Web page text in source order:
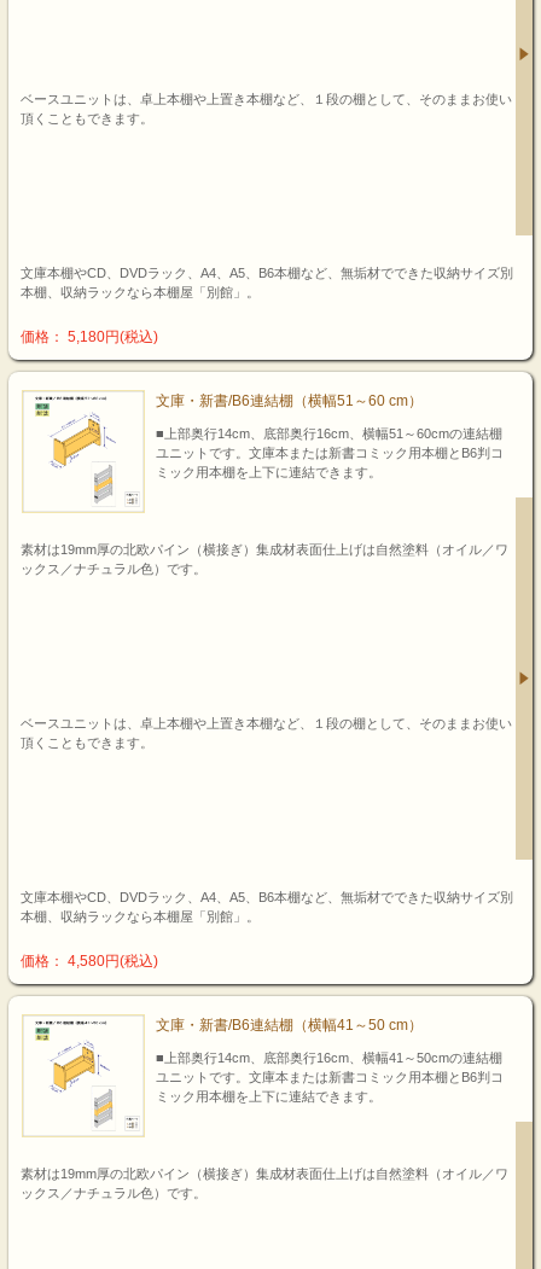
ベースユニットは、卓上本棚や上置き本棚など、１段の棚として、そのままお使い
頂くこともできます。
文庫本棚やCD、DVDラック、A4、A5、B6本棚など、無垢材でできた収納サイズ別
本棚、収納ラックなら本棚屋「別館」。
価格： 5,180円(税込)
文庫・新書/B6連結棚（横幅51～60 cm）
■上部奥行14cm、底部奥行16cm、横幅51～60cmの連結棚
ユニットです。文庫本または新書コミック用本棚とB6判コ
ミック用本棚を上下に連結できます。
素材は19mm厚の北欧パイン（横接ぎ）集成材表面仕上げは自然塗料（オイル／ワ
ックス／ナチュラル色）です。
ベースユニットは、卓上本棚や上置き本棚など、１段の棚として、そのままお使い
頂くこともできます。
文庫本棚やCD、DVDラック、A4、A5、B6本棚など、無垢材でできた収納サイズ別
本棚、収納ラックなら本棚屋「別館」。
価格： 4,580円(税込)
文庫・新書/B6連結棚（横幅41～50 cm）
■上部奥行14cm、底部奥行16cm、横幅41～50cmの連結棚
ユニットです。文庫本または新書コミック用本棚とB6判コ
ミック用本棚を上下に連結できます。
素材は19mm厚の北欧パイン（横接ぎ）集成材表面仕上げは自然塗料（オイル／ワ
ックス／ナチュラル色）です。